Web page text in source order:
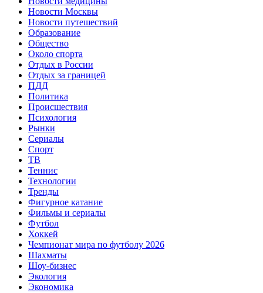
Новости Москвы
Новости путешествий
Образование
Общество
Около спорта
Отдых в России
Отдых за границей
ПДД
Политика
Происшествия
Психология
Рынки
Сериалы
Спорт
ТВ
Теннис
Технологии
Тренды
Фигурное катание
Фильмы и сериалы
Футбол
Хоккей
Чемпионат мира по футболу 2026
Шахматы
Шоу-бизнес
Экология
Экономика